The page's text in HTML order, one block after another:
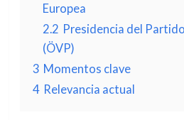
Europea
2.2 Presidencia del
(ÖVP)
3 Momentos clave
4 Relevancia actual